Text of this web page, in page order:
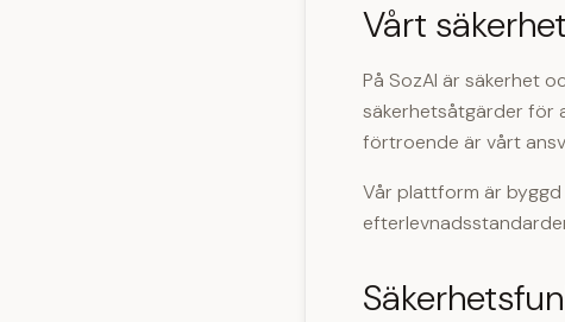
Vårt
På SozAI är säkerhet
säkerhetsåtgärder för
förtroende är vårt
Vår plattform är byggd